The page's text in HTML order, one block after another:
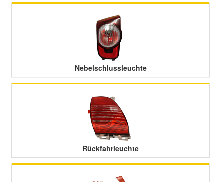
Nebelschlussleuchte
Rückfahrleuchte